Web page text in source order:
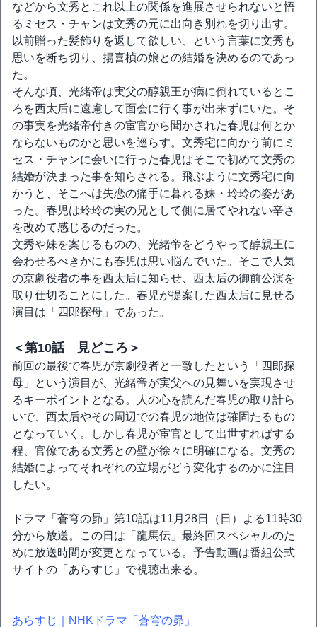
などから文秀とこれ以上の関係を進展させられないと悟
るミセス・チャンは文秀の元に出向き別れを切り出す。
以前贈った髪飾りを返して欲しい、という言葉に文秀も
思いを断ち切り、揚喜楨の娘との結婚を決めるのであっ
た。
そんな頃、光緒帝は実父の醇親王が病に倒れているとこ
ろを西太后に遠慮して面会に行く事が出来ずにいた。そ
の事実を光緒帝付きの宦官から聞かされた春児は何とか
ならないものかと思いを巡らす。文秀宅に向かう前にミ
セス・チャンに会いに行った春児はそこで初めて文秀の
結婚が決まった事を知らされる。飛ぶように文秀宅に向
かうと、そこへは失恋の痛手に暮れる妹・玲玲の姿があ
った。春児は玲玲の実の兄として側に居てやれない辛さ
を改めて感じるのだった。
文秀や妹を案じるものの、光緒帝をどうやって醇親王に
会わせるべきかにも春児は思い悩んでいた。そこで人気
の京劇役者の事を西太后に知らせ、西太后の御前公演を
取り仕切ることにした。春児が提案した西太后に見せる
演目は「四郎探母」であった。
＜第10話 見どころ＞
前回の最後で春児が京劇役者と一致したという「四郎探
母」という演目が、光緒帝が実父への見舞いを実現させ
るキーポイントとなる。人の心を読んだ春児の取り計ら
いで、西太后やその周辺での春児の地位は確固たるもの
となっていく。しかし春児が宦官として出世すればする
程、官僚である文秀との壁が徐々に明確になる。文秀の
結婚によってそれぞれの立場がどう変化するのかに注目
したい。
ドラマ「蒼穹の昴」第10話は11月28日（日）よる11時30
分から放送。この日は「龍馬伝」最終回スペシャルのた
めに放送時間が変更となっている。予告動画は番組公式
サイトの「あらすじ」で視聴出来る。
あらすじ｜NHKドラマ「蒼穹の昴」